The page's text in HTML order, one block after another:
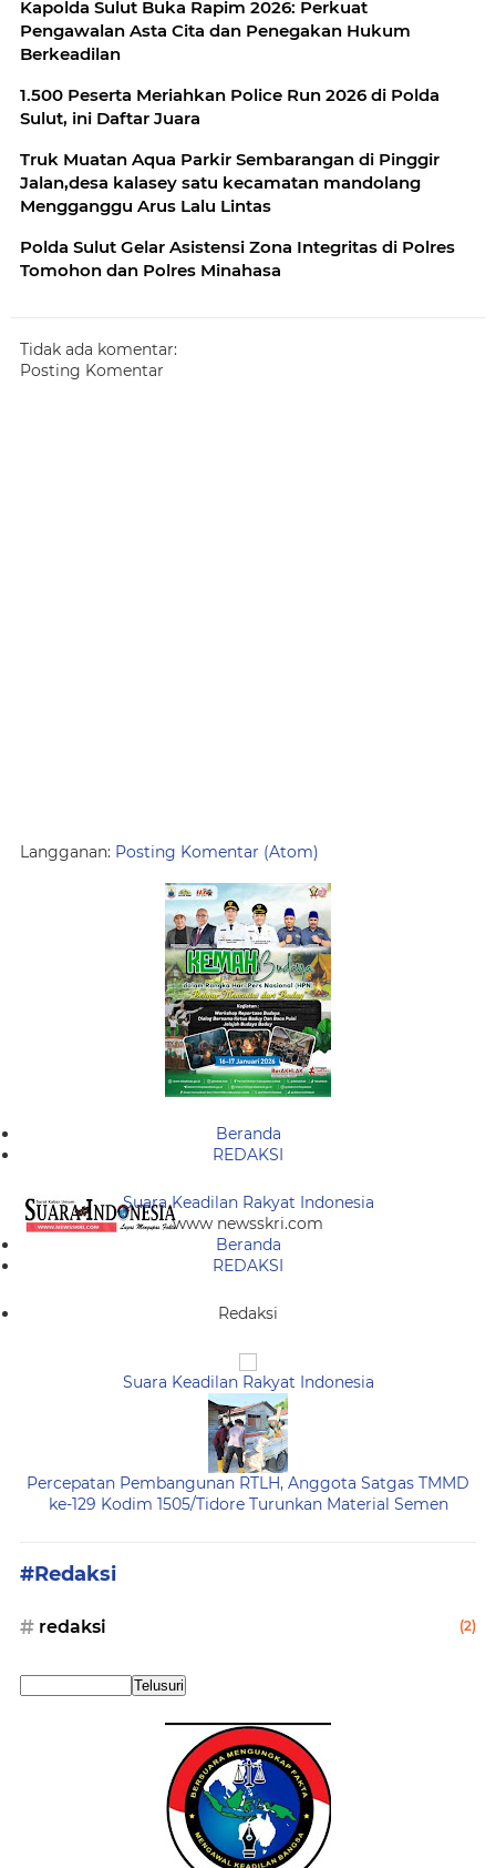
Kapolda Sulut Buka Rapim 2026: Perkuat
Pengawalan Asta Cita dan Penegakan Hukum
Berkeadilan
1.500 Peserta Meriahkan Police Run 2026 di Polda
Sulut, ini Daftar Juara
Truk Muatan Aqua Parkir Sembarangan di Pinggir
Jalan,desa kalasey satu kecamatan mandolang
Mengganggu Arus Lalu Lintas
Polda Sulut Gelar Asistensi Zona Integritas di Polres
Tomohon dan Polres Minahasa
Tidak ada komentar:
Posting Komentar
Langganan: Posting Komentar (Atom)
Beranda
REDAKSI
Suara Keadilan Rakyat Indonesia
www newsskri.com
Beranda
REDAKSI
Redaksi
Suara Keadilan Rakyat Indonesia
Percepatan Pembangunan RTLH, Anggota Satgas TMMD
ke-129 Kodim 1505/Tidore Turunkan Material Semen
#Redaksi
redaksi (2)